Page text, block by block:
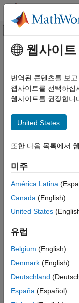
콘텐츠로 바로 가기
오프캔버
문서 홈
언어 기본 사항
데이터형
configureDictionary
설명
입력 인수
팁
확장 기능
참고 항목
주요 콘텐츠
지정된 키 유형과
R2023b 이후
구문
d =
설명
키와valueType유
만듭니다.
예제
모두 축소
지정된 키
웹사이트
번역된 콘텐츠를 보
웹사이트를 선택하십
웹사이트를 권장합니
United States
또한 다음 목록에서
미주
América Latina
Canada (English)
United States
유럽
Belgium (English)
Denmark (English)
Deutschland
España (Español)